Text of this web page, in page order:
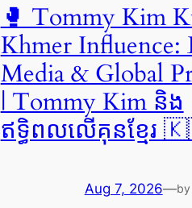
🥊 Tommy Kim
Khmer Influence:
Media & Global
| Tommy Kim និង
ឥទ្ធិពលលើគុនខ្មែរ
Aug 7, 2026—by